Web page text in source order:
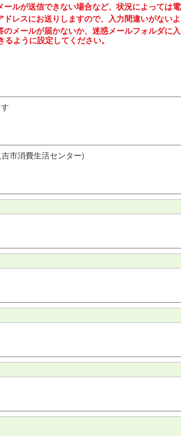
ルが送信できない場合など、状況によっては電
レスにお送りしますので、入力間違いがないよ
メールが届かないか、迷惑メールフォルダに
ように設定してください。
市消費生活センター)